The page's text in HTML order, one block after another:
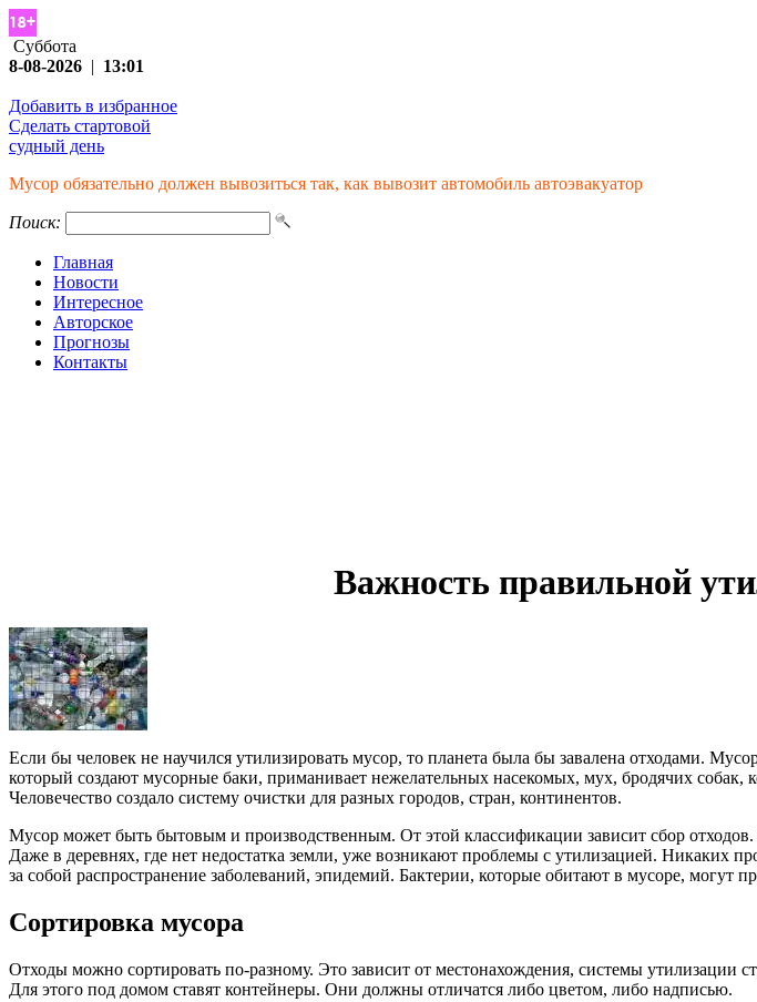
Суббота
8-08-2026 | 13:01
Добавить в избранное
Сделать стартовой
судный день
Мусор обязательно должен вывозиться так, как вывозит автомобиль автоэвакуатор
Поиск:
Главная
Новости
Интересное
Авторское
Прогнозы
Контакты
Важность правильной
Если бы человек не научился утилизировать мусор, то планета была бы завалена отходами.
который создают мусорные баки, приманивает нежелательных насекомых, мух, бродячих собак,
Человечество создало систему очистки для разных городов, стран, континентов.
Мусор может быть бытовым и производственным. От этой классификации зависит сбор
Даже в деревнях, где нет недостатка земли, уже возникают проблемы с утилизацией. Никаких
за собой распространение заболеваний, эпидемий. Бактерии, которые обитают в мусоре, могут
Сортировка мусора
Отходы можно сортировать по-разному. Это зависит от местонахождения, системы утилизации
Для этого под домом ставят контейнеры. Они должны отличатся либо цветом, либо надписью.